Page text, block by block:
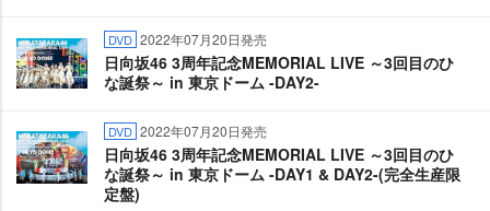
DVD 2022年07月20日発売
日向坂46 3周年記念MEMORIAL LIVE ～3回目のひ
な誕祭～ in 東京ドーム -DAY2-
DVD 2022年07月20日発売
日向坂46 3周年記念MEMORIAL LIVE ～3回目のひ
な誕祭～ in 東京ドーム -DAY1 & DAY2-(完全生産限
定盤)